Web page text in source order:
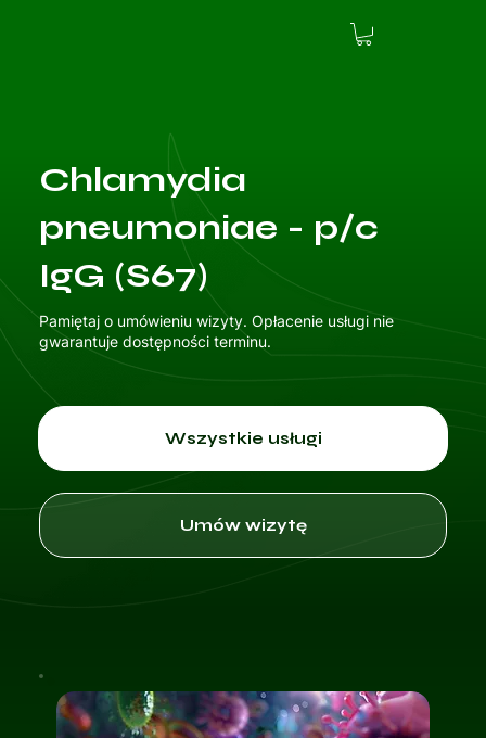
Chlamydia
pneumoniae - p/c
IgG (S67)
Pamiętaj o umówieniu wizyty. Opłacenie usługi nie
gwarantuje dostępności terminu.
Wszystkie usługi
Umów wizytę